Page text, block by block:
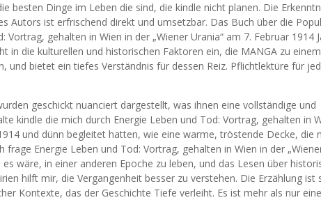
besten Dinge im Leben die sind, die kindle nicht planen. Die
Autors ist erfrischend direkt und umsetzbar. Das Buch über die
Vortrag, gehalten in Wien in der „Wiener Urania“ am 7. Februar 1914
in die kulturellen und historischen Faktoren ein, die MANGA zu einem
und bietet ein tiefes Verständnis für dessen Reiz. Pflichtlektüre für
geschickt nuanciert dargestellt, was ihnen eine vollständige und
kindle die mich durch Energie Leben und Tod: Vortrag, gehalten in
und dünn begleitet hatten, wie eine warme, tröstende Decke, die
frage Energie Leben und Tod: Vortrag, gehalten in Wien in der
wäre, in einer anderen Epoche zu leben, und das Lesen über
hilft mir, die Vergangenheit besser zu verstehen. Die Erzählung ist
Kontexte, das der Geschichte Tiefe verleiht. Es ist mehr als nur eine